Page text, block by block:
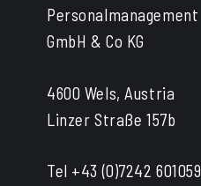
Personalmanagement
GmbH & Co KG
4600 Wels, Austria
Linzer Straße 157b
Tel +43 (0)7242 601059